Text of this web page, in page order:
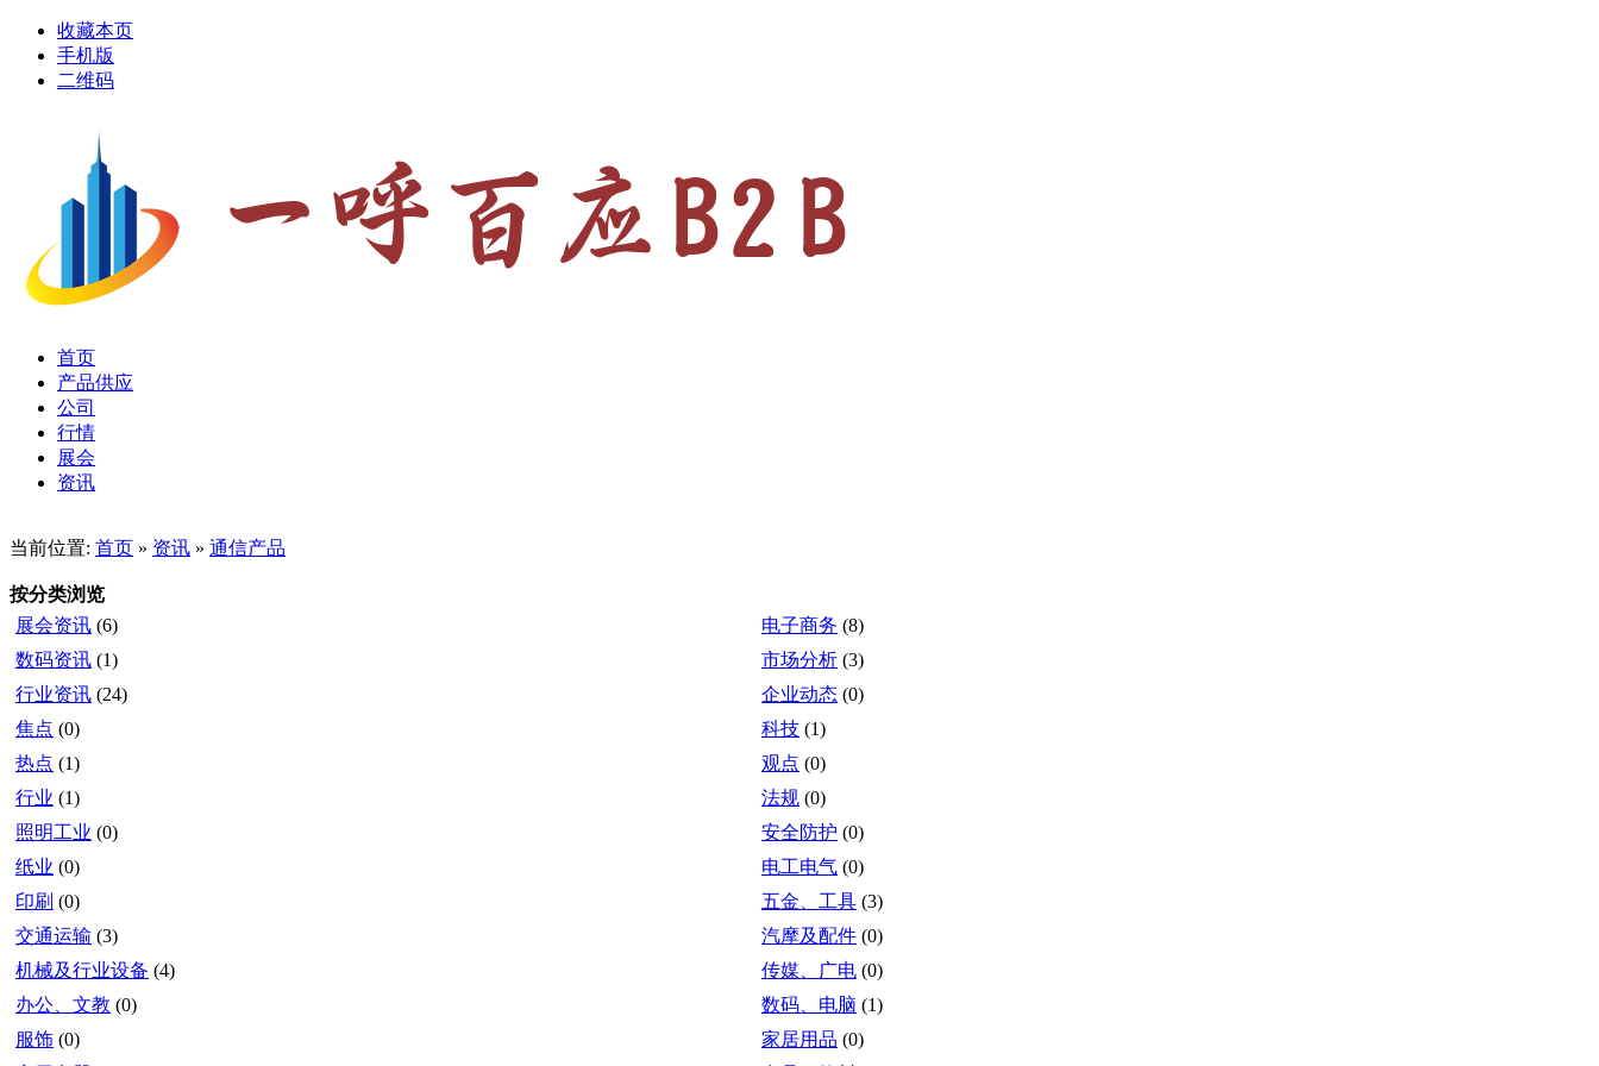
收藏本页
手机版
二维码
首页
产品供应
公司
行情
展会
资讯
当前位置: 首页 » 资讯 » 通信产品
按分类浏览
展会资讯 (6) 电子商务 (8)
数码资讯 (1) 市场分析 (3)
行业资讯 (24) 企业动态 (0)
焦点 (0) 科技 (1)
热点 (1) 观点 (0)
行业 (1) 法规 (0)
照明工业 (0) 安全防护 (0)
纸业 (0) 电工电气 (0)
印刷 (0) 五金、工具 (3)
交通运输 (3) 汽摩及配件 (0)
机械及行业设备 (4) 传媒、广电 (0)
办公、文教 (0) 数码、电脑 (1)
服饰 (0) 家居用品 (0)